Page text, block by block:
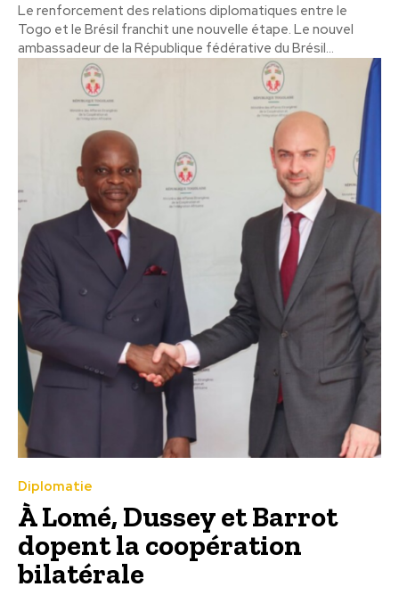
Le renforcement des relations diplomatiques entre le
Togo et le Brésil franchit une nouvelle étape. Le nouvel
ambassadeur de la République fédérative du Brésil...
Diplomatie
À Lomé, Dussey et Barrot
dopent la coopération
bilatérale